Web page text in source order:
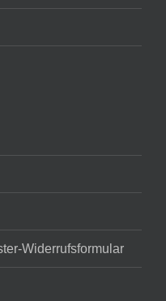
Widerrufsformular